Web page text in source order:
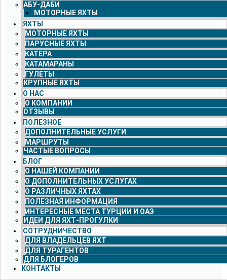
АБУ-ДАБИ
МОТОРНЫЕ ЯХТЫ
ЯХТЫ
МОТОРНЫЕ ЯХТЫ
ПАРУСНЫЕ ЯХТЫ
КАТЕРА
КАТАМАРАНЫ
ГУЛЕТЫ
КРУПНЫЕ ЯХТЫ
О НАС
О КОМПАНИИ
ОТЗЫВЫ
ПОЛЕЗНОЕ
ДОПОЛНИТЕЛЬНЫЕ УСЛУГИ
МАРШРУТЫ
ЧАСТЫЕ ВОПРОСЫ
БЛОГ
О НАШЕЙ КОМПАНИИ
О ДОПОЛНИТЕЛЬНЫХ УСЛУГАХ
О РАЗЛИЧНЫХ ЯХТАХ
ПОЛЕЗНАЯ ИНФОРМАЦИЯ
ИНТЕРЕСНЫЕ МЕСТА ТУРЦИИ И ОАЭ
ИДЕИ ДЛЯ ЯХТ-ПРОГУЛКИ
СОТРУДНИЧЕСТВО
ДЛЯ ВЛАДЕЛЬЦЕВ ЯХТ
ДЛЯ ТУРАГЕНТОВ
ДЛЯ БЛОГЕРОВ
КОНТАКТЫ